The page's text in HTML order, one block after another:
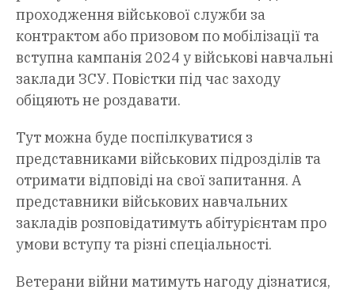
проходження військової служби за
контрактом або призовом по мобілізації та
вступна кампанія 2024 у військові навчальні
заклади ЗСУ. Повістки під час заходу
обіцяють не роздавати.
Тут можна буде поспілкуватися з
представниками військових підрозділів та
отримати відповіді на свої запитання. А
представники військових навчальних
закладів розповідатимуть абітурієнтам про
умови вступу та різні спеціальності.
Ветерани війни матимуть нагоду дізнатися,